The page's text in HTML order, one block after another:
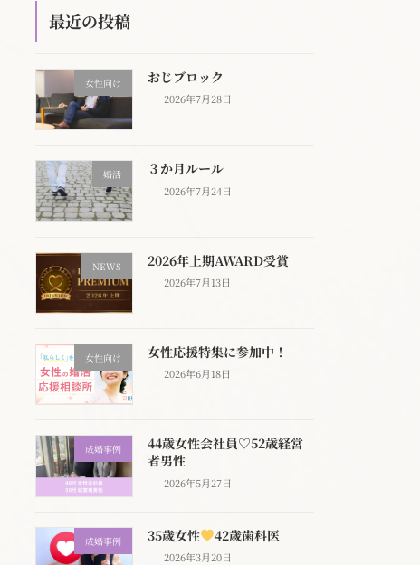
最近の投稿
女性向け おじブロック
2026年7月28日
婚活 ３か月ルール
2026年7月24日
NEWS 2026年上期AWARD受賞
2026年7月13日
女性向け 女性応援特集に参加中！
2026年6月18日
成婚事例
44歳女性会社員♡52歳経営
者男性
2026年5月27日
成婚事例 35歳女性 42歳歯科医
2026年3月20日